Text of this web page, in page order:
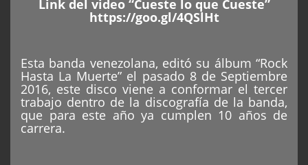
Link del video “Cueste lo que Cueste”
https://goo.gl/4QSlHt
Esta banda venezolana, editó su álbum “Rock
Hasta La Muerte” el pasado 8 de Septiembre
2016, este disco viene a conformar el tercer
trabajo dentro de la discografía de la banda,
que para este año ya cumplen 10 años de
carrera.